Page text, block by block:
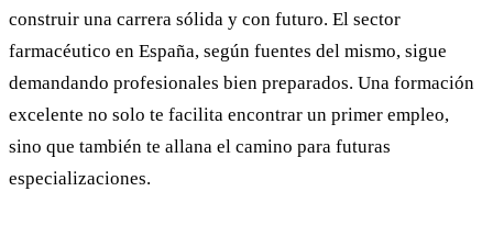
construir una carrera sólida y con futuro. El sector
farmacéutico en España, según fuentes del mismo, sigue
demandando profesionales bien preparados. Una formación
excelente no solo te facilita encontrar un primer empleo,
sino que también te allana el camino para futuras
especializaciones.